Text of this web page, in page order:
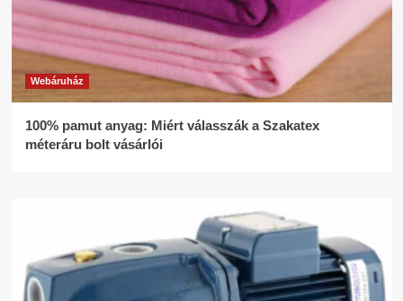
Webáruház
100% pamut anyag: Miért válasszák a Szakatex
méteráru bolt vásárlói